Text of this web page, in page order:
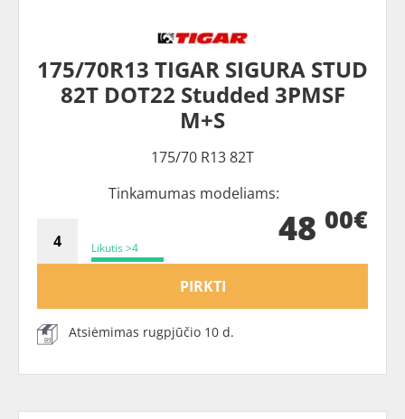
175/70R13 TIGAR SIGURA STUD
82T DOT22 Studded 3PMSF
M+S
175/70 R13 82T
Tinkamumas modeliams:
Likutis >4 48 00€
PIRKTI
Atsiėmimas rugpjūčio 10 d.